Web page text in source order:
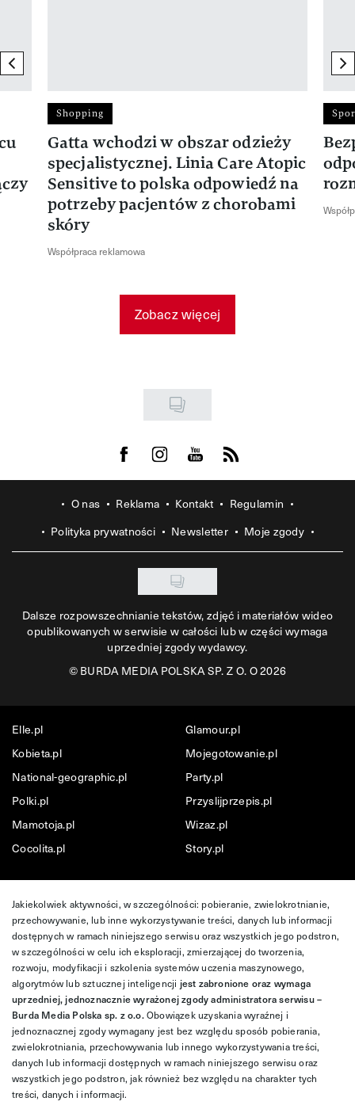
previous element
Shopping
Gatta wchodzi w obszar odzieży
specjalistycznej. Linia Care Atopic
Sensitive to polska odpowiedź na
potrzeby pacjentów z chorobami
skóry
Współpraca reklamowa
Zobacz więcej
Visit us on Facebook
Visit us on Instagram
Visit us on Youtube
Visit us on Rss
O nas Reklama Kontakt
Regulamin
Polityka prywatności
Newsletter Moje zgody
Dalsze rozpowszechnianie tekstów, zdjęć i materiałów wideo
opublikowanych w serwisie w całości lub w części wymaga
uprzedniej zgody wydawcy.
©BURDA MEDIA POLSKA SP. Z O. O 2026
Elle.pl
Glamour.pl
Kobieta.pl
Mojegotowanie.pl
National-geographic.pl
Party.pl
Polki.pl
Przyslijprzepis.pl
Mamotoja.pl
Wizaz.pl
Cocolita.pl
Story.pl
Jakiekolwiek aktywności, w szczególności: pobieranie, zwielokrotnianie,
przechowywanie, lub inne wykorzystywanie treści, danych lub informacji
dostępnych w ramach niniejszego serwisu oraz wszystkich jego podstron,
w szczególności w celu ich eksploracji, zmierzającej do tworzenia,
rozwoju, modyfikacji i szkolenia systemów uczenia maszynowego,
algorytmów lub sztucznej inteligencji jest zabronione oraz wymaga
uprzedniej, jednoznacznie wyrażonej zgody administratora serwisu –
Burda Media Polska sp. z o.o.Obowiązek uzyskania wyraźnej i
jednoznacznej zgody wymagany jest bez względu sposób pobierania,
zwielokrotniania, przechowywania lub innego wykorzystywania treści,
danych lub informacji dostępnych w ramach niniejszego serwisu oraz
wszystkich jego podstron, jak również bez względu na charakter tych
treści, danych i informacji.